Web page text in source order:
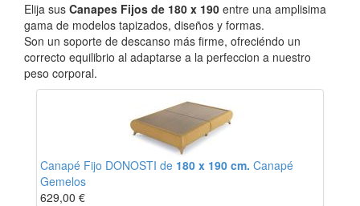
Elija sus Canapes Fijos de 180 x 190 entre una amplisima
gama de modelos tapizados, diseños y formas.
Son un soporte de descanso más firme, ofreciéndo un
correcto equilibrio al adaptarse a la perfeccion a nuestro
peso corporal.
Canapé Fijo DONOSTI de 180 x 190 cm. Canapé
Gemelos
629,00 €